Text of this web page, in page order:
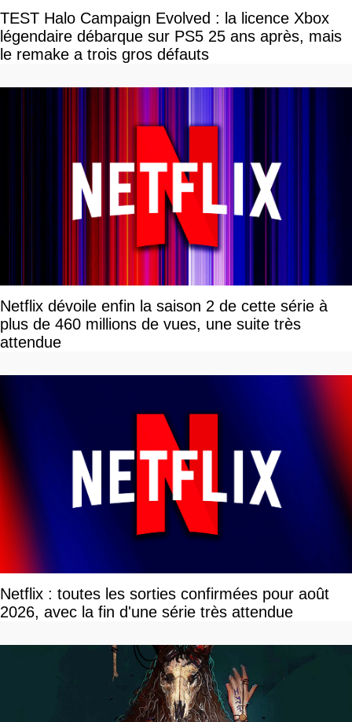
TEST Halo Campaign Evolved : la licence Xbox
légendaire débarque sur PS5 25 ans après, mais
le remake a trois gros défauts
Netflix dévoile enfin la saison 2 de cette série à
plus de 460 millions de vues, une suite très
attendue
Netflix : toutes les sorties confirmées pour août
2026, avec la fin d'une série très attendue